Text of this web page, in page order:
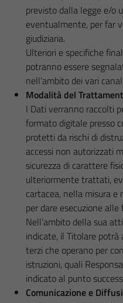
previsto dalla legge e/o
eventualmente, per far
giudiziaria.
Ulteriori e specifiche
potranno essere
nell’ambito dei vari
Modalità del
I Dati verranno raccolti
formato digitale presso
protetti da rischi di
accessi non autorizzati
sicurezza di carattere
ulteriormente trattati,
cartacea, nella misura
per dare esecuzione
Nell’ambito della sua
indicate, il Titolare potrà
terzi che operano per
istruzioni, quali
indicato al punto
Comunicazione e